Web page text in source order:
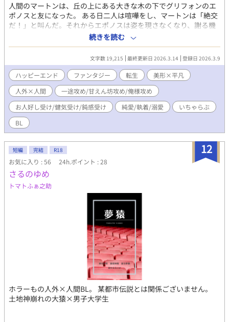
人間のマートンは、丘の上にある大きな木の下でグリフォンのエ
ポノスと友になった。 ある日二人は喧嘩をし、マートンは「絶交
だ！」と叫んだ。それからエポノスは姿を現さなくなり、謝る機
会を失ったまま五十年の月日が経った。 すっかり年老いたマート
ンは重い病に冒され、いつ死ぬかわからない状況だった。エポノ
スとの思い出を振り返っていたマートンの元へエポノスが会いに
きた。 実はエポノスからプロポーズされていたのを死の間際で知
ったマートンはエポノスに来世で一緒になろうと約束をする。 (フ
ァンタジー/転生/美形×平凡/人外×人間/一途攻め/甘えん坊攻め/
俺様攻め/お人好し受け/健気受け/鈍感受け/純愛/執着/いちゃらぶ/
溺愛/ハッピーエンド)
続きを読む
文字数 19,215 最終更新日 2026.3.14 登録日 2026.3.9
ハッピーエンド ファンタジー 転生
美形×平凡
人外×人間
一途攻め/甘えん坊攻め/俺様攻め
お人好し受け/健気受け/鈍感受け
純愛/執着/溺愛
いちゃらぶ
BL
12
短編 完結 R18
お気に入り : 56 24h.ポイント : 28
さるのゆめ
トマトふぁ之助
ホラーもの人外×人間BL。 某都市伝説とは関係ございません。
土地神崩れの大猿×男子大学生